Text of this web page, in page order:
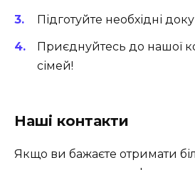
Підготуйте необхідні
Приєднуйтесь до нашої
сімей!
Наші контакти
Якщо ви бажаєте отримати